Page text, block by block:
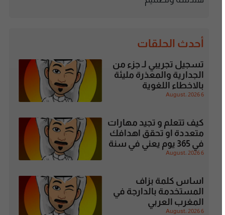
أحدث الحلقات
تسجيل تجريبي لـ جزء من
الجدارية والمعذرة مليئة
بالاخطاء اللغوية
6 August، 2026
كيف تتعلم و تجيد مهارات
متعددة او تحقق اهدافك
في 365 يوم يعني في سنة
6 August، 2026
اساس كلمة بزاف
المستخدمة بالدارجة في
المغرب العربي
6 August، 2026